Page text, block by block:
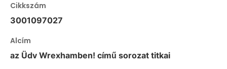
Cikkszám
3001097027
Alcím
az Üdv Wrexhamben! című sorozat titkai